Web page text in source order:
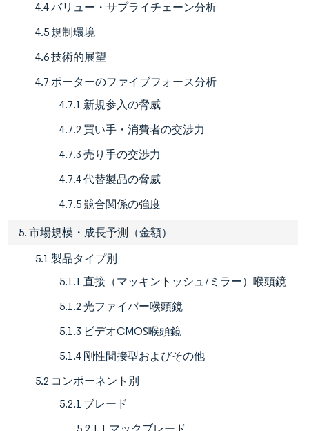
4.4 バリュー・サプライチェーン分析
4.5 規制環境
4.6 技術的展望
4.7 ポーターのファイブフォース分析
4.7.1 新規参入の脅威
4.7.2 買い手・消費者の交渉力
4.7.3 売り手の交渉力
4.7.4 代替製品の脅威
4.7.5 競合関係の強度
5. 市場規模・成長予測（金額）
5.1 製品タイプ別
5.1.1 直接（マッキントッシュ/ミラー）喉頭鏡
5.1.2 光ファイバー喉頭鏡
5.1.3 ビデオCMOS喉頭鏡
5.1.4 剛性間接型およびその他
5.2 コンポーネント別
5.2.1 ブレード